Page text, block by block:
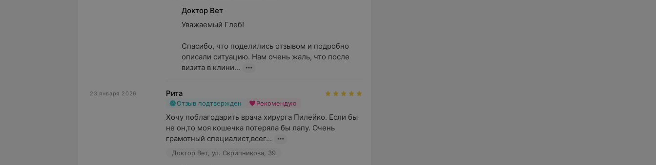
Доктор Вет
Уважаемый Глеб!
Спасибо, что поделились отзывом и подробно
описали ситуацию. Нам очень жаль, что после
визита в клини...
23 января 2026 Рита
Отзыв подтвержден Рекомендую
Хочу поблагодарить врача хирурга Пилейко. Если бы
не он,то моя кошечка потеряла бы лапу. Очень
грамотный специалист,всег...
Доктор Вет, ул. Скрипникова, 39